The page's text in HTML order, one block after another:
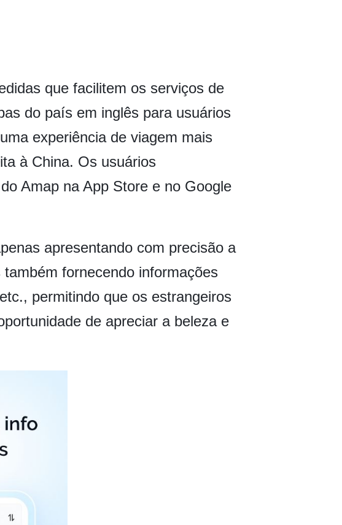
que facilitem os serviços de
do país em inglês para usuários
experiência de viagem mais
à China. Os usuários
Amap na App Store e no Google
apresentando com precisão a
fornecendo informações
permitindo que os estrangeiros
de apreciar a beleza e